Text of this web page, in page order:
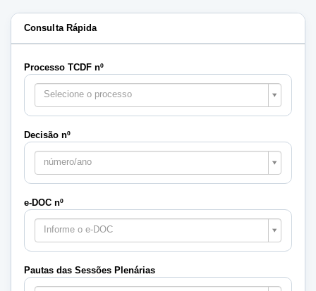
Consulta Rápida
Processo TCDF nº
Selecione o processo
Decisão nº
número/ano
e-DOC nº
Informe o e-DOC
Pautas das Sessões Plenárias
Pautas